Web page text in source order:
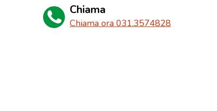
Chiama
Chiama ora 031.3574828